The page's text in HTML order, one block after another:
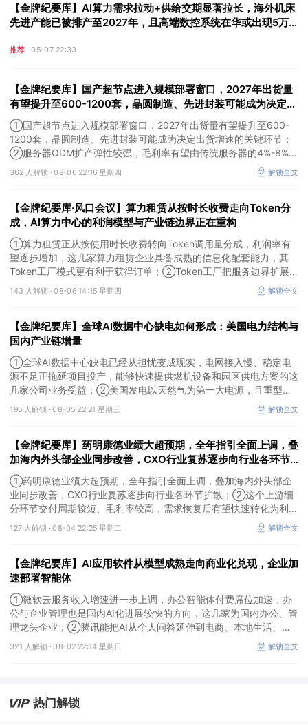
【金牌纪要库】AI算力需求拉动+供给交期显著拉长，海外机床
先进产能已被排产至2027年，且高端数控系统在华或出现5万
推荐 05-07 22:33
【金牌纪要库】国产超节点进入规模部署窗口，2027年出货量
有望提升至600-1200套，晶圆制造、先进封装可能成为决定出
货增速的关键环节
①国产超节点进入规模部署窗口，2027年出货量有望提升至600-
1200套，晶圆制造、先进封装可能成为决定出货增速的关键环节；
②服务器ODM扩产弹性较强，毛利率有望由传统服务器的4%-8%提
升至10%-15%，这两家公司占据整机市场的核心份额；③国产交换
芯片已经由送样验证逐步进入小批量应用，中低速率产品替代有望加
362 人解锁 ·08-06 22:16 星期四 解锁全文
【金牌纪要库·风口会议】算力租赁从按时长收费走向Token分
成，AI算力中心的利润模型与产业链边界正在重构
①算力租赁正从按使用时长收费转向Token调用量分成，利润率有
望逐步增加，这几家算力租赁企业具备成熟的信息化配套能力，其
Token工厂模式更有利于获得订单；②Token工厂把服务边界扩展
至调度、模型适配、计费和安全，这类具备网络安全配套和底层模型
适配业务的企业也会受益Token工厂建设；③高端训练卡仍受供给
143 人解锁 ·08-06 14:15 星期四 解锁全文
【金牌纪要库】全球AI数据中心缺电如何形成：美国电力结构与
国内产业链增量
①全球AI数据中心缺电已经从担忧变成现实，电网接入慢、稳定电
源不足正拖延项目投产，能够快速提供燃机设备和园区供电方案的这
几家公司业务受益；②美国发电以天然气为第一大电源，且重型燃
机更适合规模较大、持续运行的数据中心园区，透平叶片为上游主要
卡产能环节，这家国内公司已与国外燃机巨头签署多年供货协议；
采购规模已经超过上一年全年，这几家企业为国内特高压设备头部企
业。
195 人解锁 ·08-05 22:21 星期三 解锁全文
【金牌纪要库】药明康德业绩大超预期，全年指引全面上调，叠
加海内外头部企业同步改善，CXO行业复苏逐步向行业各环节
扩散，这个上游细分环节交付周期较短、毛利率较高，需求恢复
后有望快速转化为利润
①药明康德业绩大超预期，全年指引全面上调，叠加海内外头部企
业同步改善，CXO行业复苏逐步向行业各环节扩散；②这个上游细
分环节交付周期较短、毛利率较高，需求恢复后有望快速转化为利
润，率先完成客户认证并具备规模化生产能力的企业竞争优势更明
显；③相较2019—2021年周期，本轮更多来自存量管线向中后期推
修复，该环节业绩兑现属性更强。
127 人解锁 ·08-04 22:25 星期二 解锁全文
【金牌纪要库】AI应用软件从模型成熟走向商业化兑现，企业加
速部署智能体
①微软云服务收入增速进一步上调，办公智能体付费席位加速，办
公与企业管理也是国内AI化进展较快的方向，这几家为国内办公、管
理龙头企业；②腾讯能把AI从个人问答延伸到电商、本地生活、企
业协同，并保留较强的开放生态特征，在AI智能体时代具有强竞争
力，这几家企业与腾讯业务联系紧密；③AI应用扩张会显著增加推
第三方算力租赁企业更加受益。
321 人解锁 ·08-02 22:14 星期日 解锁全文
热门解锁